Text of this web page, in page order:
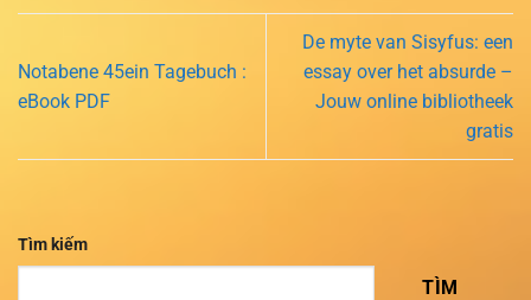
Notabene 45ein Tagebuch :
eBook PDF
De myte van Sisyfus: een
essay over het absurde –
Jouw online bibliotheek
gratis
Tìm kiếm
TÌM